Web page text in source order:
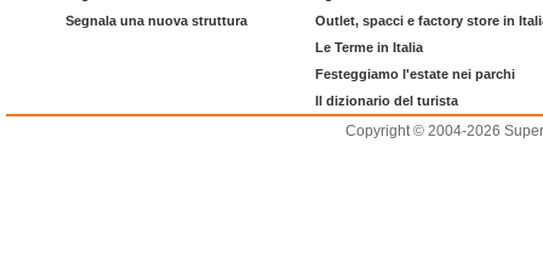
Segnala una nuova struttura
Outlet, spacci e factory store in
Le Terme in Italia
Festeggiamo l'estate nei parchi
Il dizionario del turista
Copyright © 2004-2026